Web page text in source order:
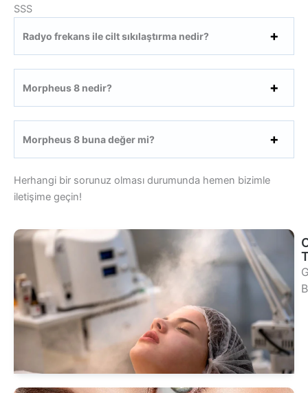
SSS
Radyo frekans ile cilt sıkılaştırma nedir?
Morpheus 8 nedir?
Morpheus 8 buna değer mi?
Herhangi bir sorunuz olması durumunda hemen bizimle
iletişime geçin!